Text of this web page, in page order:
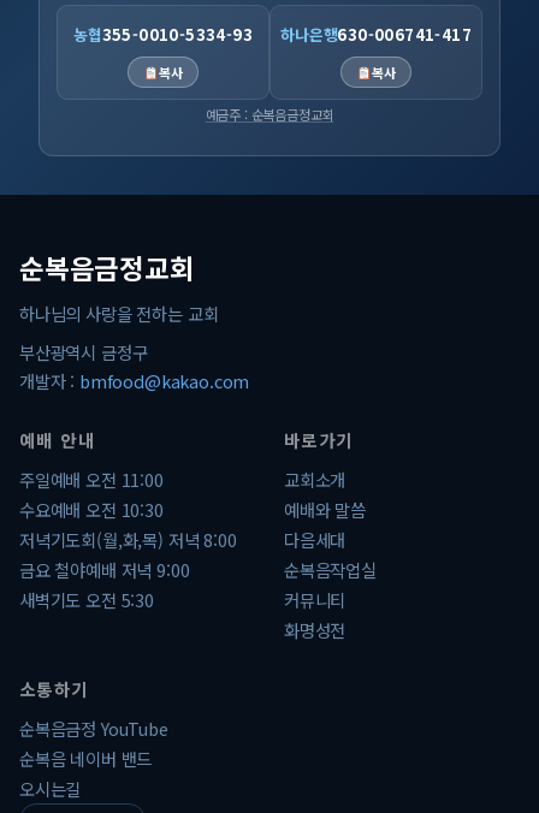
농협355-0010-5334-93
복사
하나은행630-006741-417
복사
예금주 : 순복음금정교회
순복음금정교회
하나님의 사랑을 전하는 교회
부산광역시 금정구
개발자 : bmfood@kakao.com
예배 안내
주일예배 오전 11:00
수요예배 오전 10:30
저녁기도회(월,화,목) 저녁 8:00
금요 철야예배 저녁 9:00
새벽기도 오전 5:30
바로가기
교회소개
예배와 말씀
다음세대
순복음작업실
커뮤니티
화명성전
소통하기
순복음금정 YouTube
순복음 네이버 밴드
오시는길